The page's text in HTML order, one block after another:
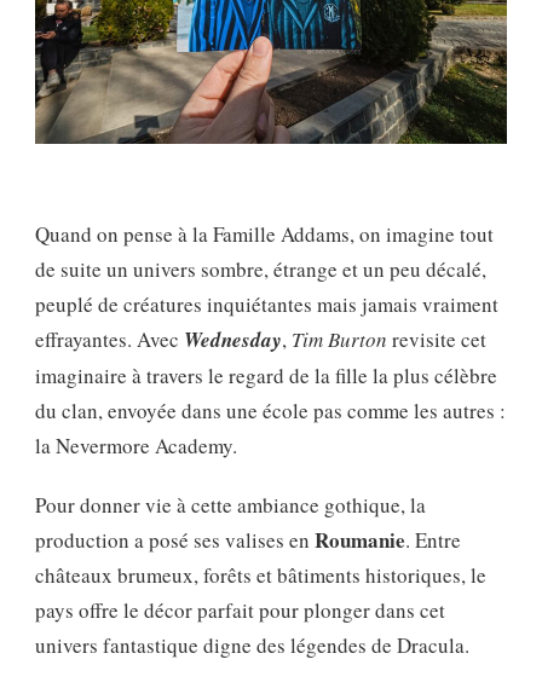
Quand on pense à la Famille Addams, on imagine tout
de suite un univers sombre, étrange et un peu décalé,
peuplé de créatures inquiétantes mais jamais vraiment
effrayantes. Avec Wednesday, Tim Burton revisite cet
imaginaire à travers le regard de la fille la plus célèbre
du clan, envoyée dans une école pas comme les autres :
la Nevermore Academy.
Pour donner vie à cette ambiance gothique, la
production a posé ses valises en Roumanie. Entre
châteaux brumeux, forêts et bâtiments historiques, le
pays offre le décor parfait pour plonger dans cet
univers fantastique digne des légendes de Dracula.